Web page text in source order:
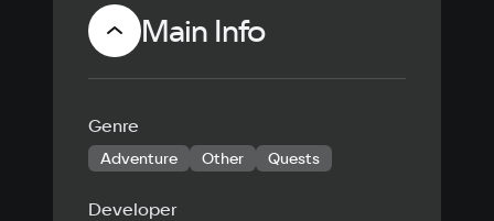
и зря!
Main Info
Genre
Adventure Other Quests
Developer